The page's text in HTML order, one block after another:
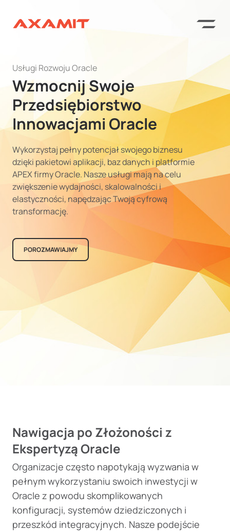
Usługi Rozwoju Oracle
Wzmocnij Swoje
Przedsiębiorstwo
Innowacjami Oracle
Wykorzystaj pełny potencjał swojego biznesu
dzięki pakietowi aplikacji, baz danych i platformie
APEX firmy Oracle. Nasze usługi mają na celu
zwiększenie wydajności, skalowalności i
elastyczności, napędzając Twoją cyfrową
transformację.
POROZMAWIAJMY
Nawigacja po Złożoności z
Ekspertyzą Oracle
Organizacje często napotykają wyzwania w
pełnym wykorzystaniu swoich inwestycji w
Oracle z powodu skomplikowanych
konfiguracji, systemów dziedziczonych i
przeszkód integracyjnych. Nasze podejście